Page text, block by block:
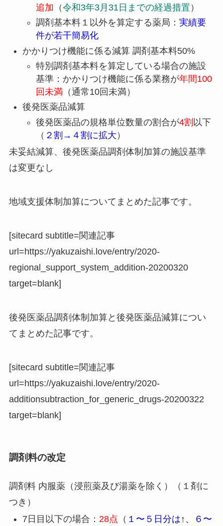
追加 （令和3年3月31日までの経過措置 ）
調剤基本料１以外を算定する薬局： 実績要
件が若干簡易化
かかりつけ機能に係る減算 調剤基本料50%
特別調剤基本料を算定している場合の施設
基準：かかりつけ機能に係る業務が年間100
回未満 （通常10回未満）
後発医薬品減算
後発医薬品の規格単位数量の割合が4割 以下
（ ２割→４割に拡大 ）
未妥結減算、後発医薬品調剤体制加算の施設基準
は変更なし
地域支援体制加算についてまとめた記事です。
[sitecard subtitle=関連記事
url=https://yakuzaishi.love/entry/2020-
regional_support_system_addition-20200320
target=blank]
後発医薬品調剤体制加算と後発医薬品減算につい
てまとめた記事です。
[sitecard subtitle=関連記事
url=https://yakuzaishi.love/entry/2020-
additionsubtraction_for_generic_drugs-20200322
target=blank]
調剤料の改定
調剤料 内服薬（浸煎薬及び湯薬を除く）（１剤に
つき）
7日目以下の場合： 28点 （ １〜５日分は↑、６〜